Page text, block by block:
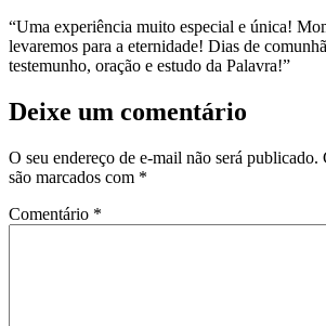
“Uma experiência muito especial e única!
levaremos para a eternidade! Dias de
testemunho, oração e estudo da Palavra!”
Deixe um comentário
O seu endereço de e-mail não será publicado.
são marcados com *
Comentário *